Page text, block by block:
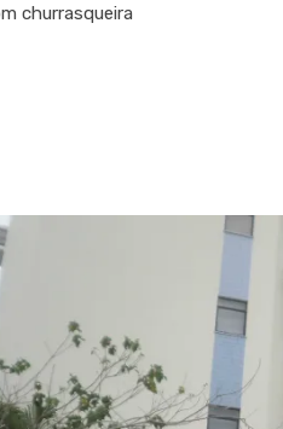
churrasqueira